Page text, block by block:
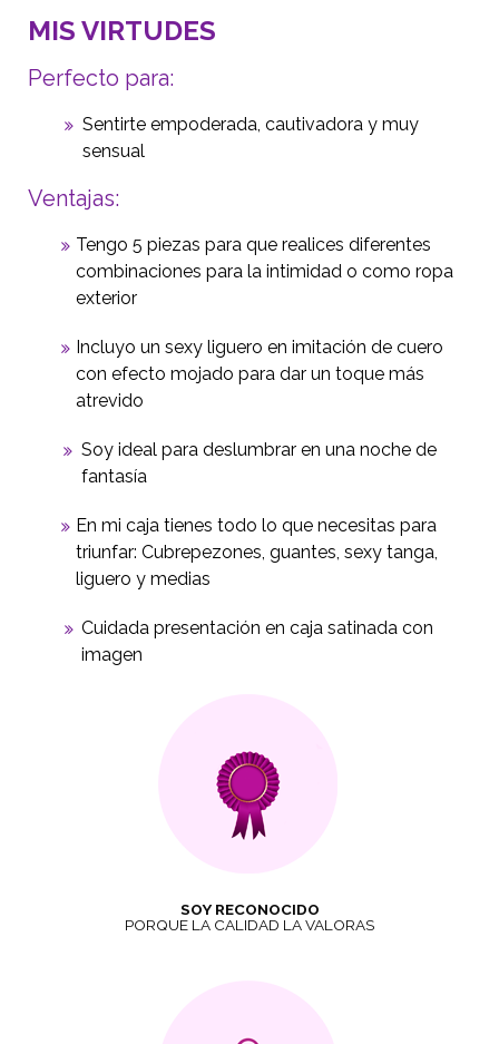
MIS VIRTUDES
Perfecto para:
Sentirte empoderada, cautivadora y muy
sensual
Ventajas:
Tengo 5 piezas para que realices diferentes
combinaciones para la intimidad o como ropa
exterior
Incluyo un sexy liguero en imitación de cuero
con efecto mojado para dar un toque más
atrevido
Soy ideal para deslumbrar en una noche de
fantasía
En mi caja tienes todo lo que necesitas para
triunfar: Cubrepezones, guantes, sexy tanga,
liguero y medias
Cuidada presentación en caja satinada con
imagen
SOY RECONOCIDO
PORQUE LA CALIDAD LA VALORAS